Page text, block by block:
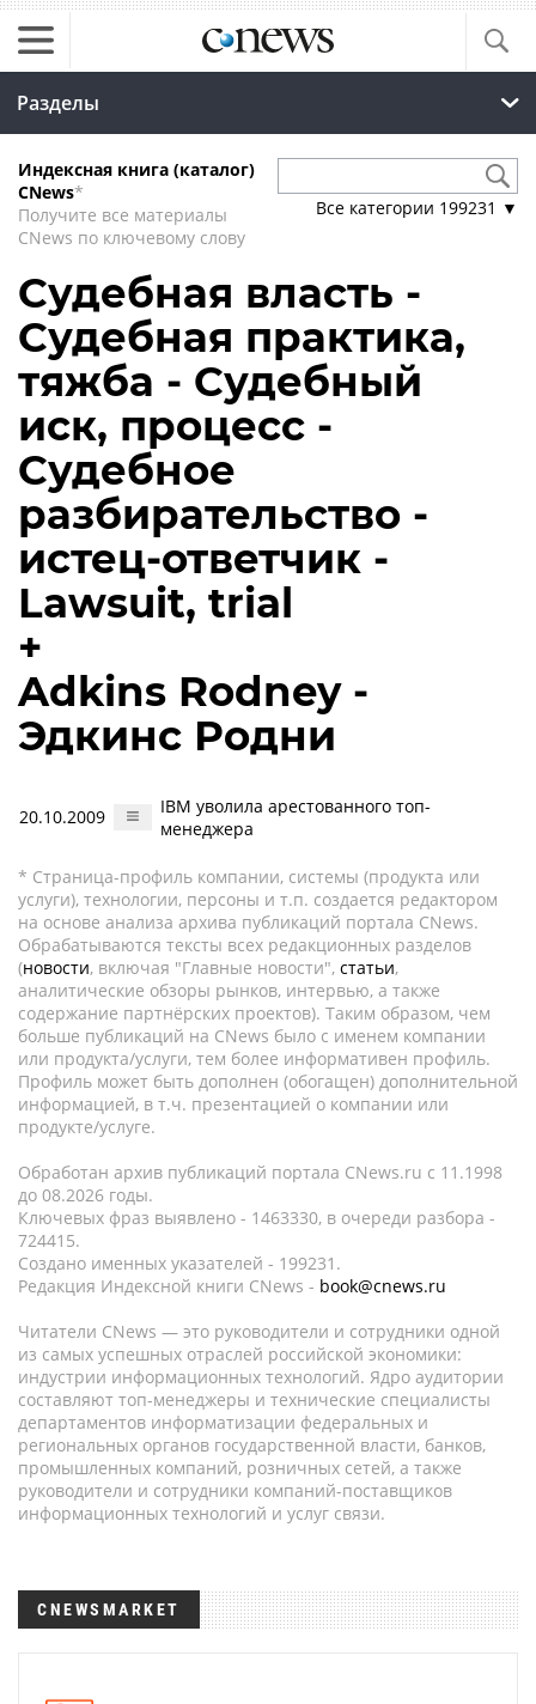
Разделы
Индексная книга (каталог)
CNews*
Получите все материалы
CNews по ключевому слову
Все категории 199231 ▼
Судебная власть -
Судебная практика,
тяжба - Судебный
иск, процесс -
Судебное
разбирательство -
истец-ответчик -
Lawsuit, trial
+
Adkins Rodney -
Эдкинс Родни
20.10.2009
IBM уволила арестованного топ-
менеджера
* Страница-профиль компании, системы (продукта или
услуги), технологии, персоны и т.п. создается редактором
на основе анализа архива публикаций портала CNews.
Обрабатываются тексты всех редакционных разделов
(новости, включая "Главные новости", статьи,
аналитические обзоры рынков, интервью, а также
содержание партнёрских проектов). Таким образом, чем
больше публикаций на CNews было с именем компании
или продукта/услуги, тем более информативен профиль.
Профиль может быть дополнен (обогащен) дополнительной
информацией, в т.ч. презентацией о компании или
продукте/услуге.
Обработан архив публикаций портала CNews.ru c 11.1998
до 08.2026 годы.
Ключевых фраз выявлено - 1463330, в очереди разбора -
724415.
Создано именных указателей - 199231.
Редакция Индексной книги CNews - book@cnews.ru
Читатели CNews — это руководители и сотрудники одной
из самых успешных отраслей российской экономики:
индустрии информационных технологий. Ядро аудитории
составляют топ-менеджеры и технические специалисты
департаментов информатизации федеральных и
региональных органов государственной власти, банков,
промышленных компаний, розничных сетей, а также
руководители и сотрудники компаний-поставщиков
информационных технологий и услуг связи.
CNEWSMARKET